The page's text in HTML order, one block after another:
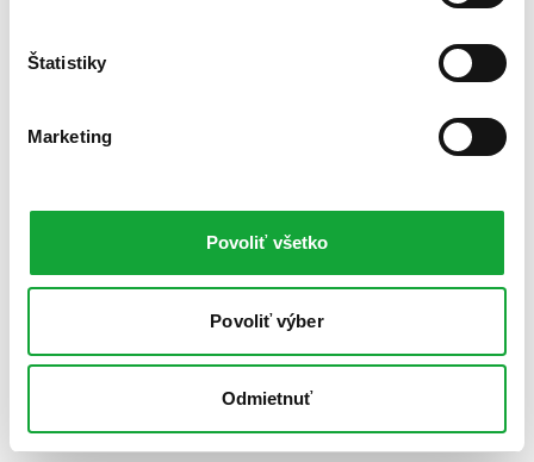
Štatistiky
Marketing
Povoliť všetko
Povoliť výber
Odmietnuť